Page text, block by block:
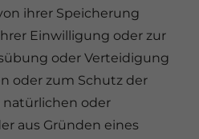
ihrer Speicherung
Einwilligung oder zur
oder Verteidigung
oder zum Schutz der
natürlichen oder
aus Gründen eines